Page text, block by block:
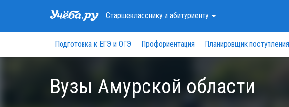
Старшеклассникуи абитуриенту
Подготовка к ЕГЭ и ОГЭ Профориентация Планировщик поступления
Вузы Амурской области